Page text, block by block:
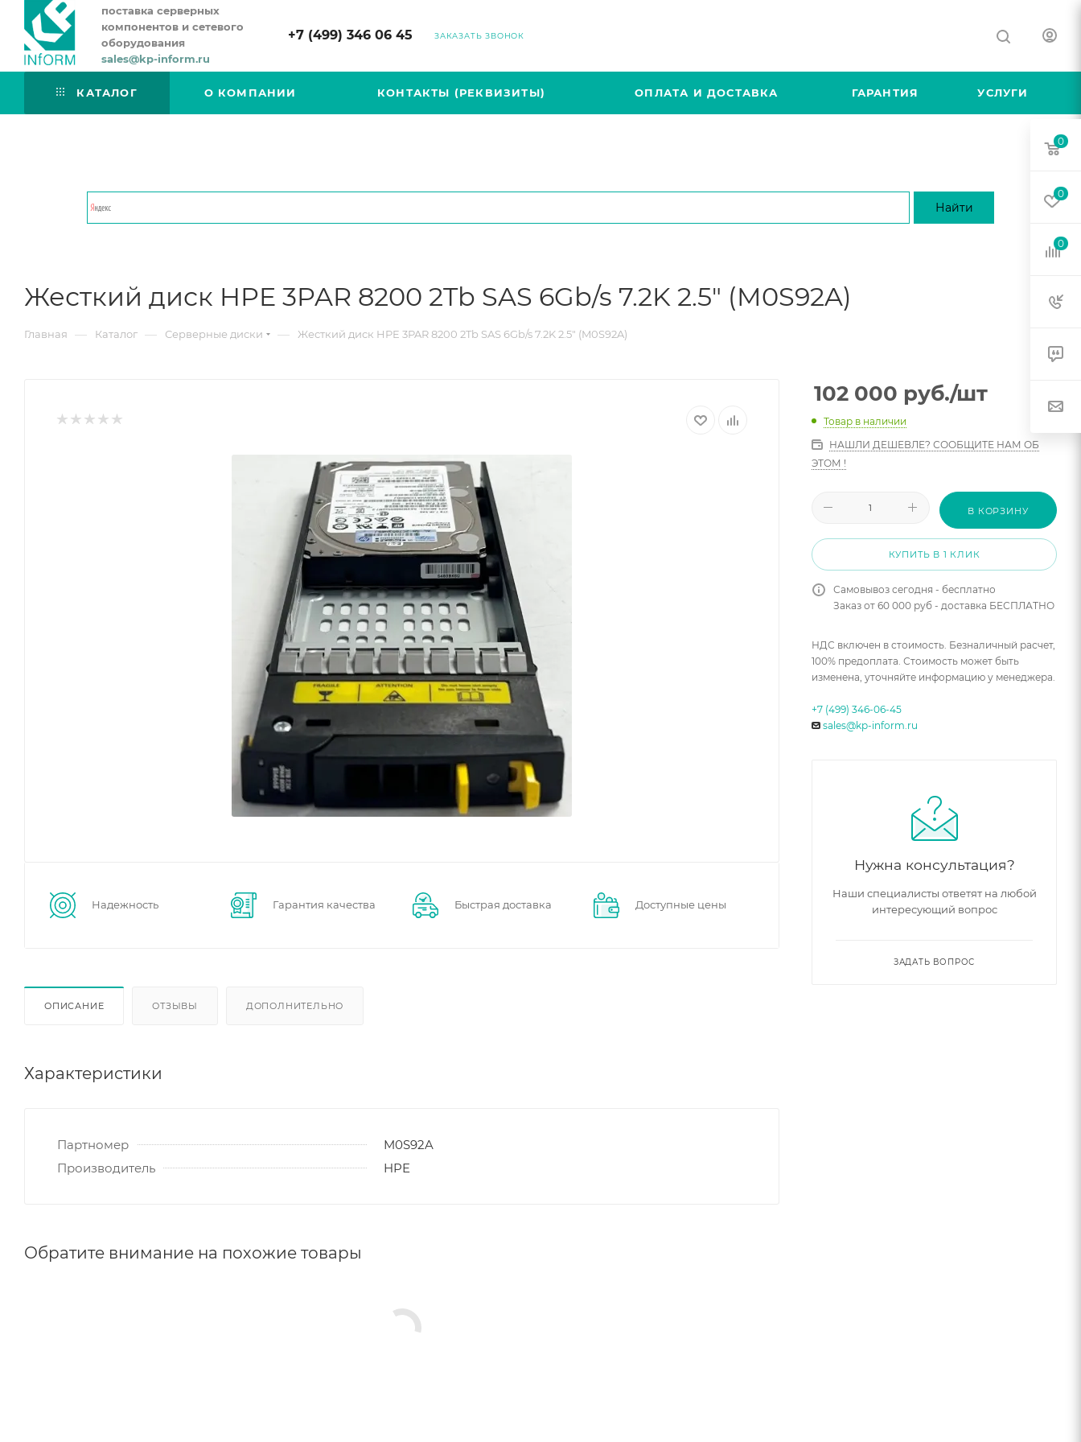
поставка серверных
компонентов и сетевого
оборудования
sales@kp-inform.ru
+7 (499) 346 06 45 ЗАКАЗАТЬ ЗВОНОК
КАТАЛОГ О КОМПАНИИ КОНТАКТЫ (РЕКВИЗИТЫ) ОПЛАТА И ДОСТАВКА ГАРАНТИЯ УСЛУГИ
Жесткий диск HPE 3PAR 8200 2Tb SAS 6Gb/s 7.2K 2.5" (M0S92A)
Главная — Каталог — Серверные диски — Жесткий диск HPE 3PAR 8200 2Tb SAS 6Gb/s 7.2K 2.5" (M0S92A)
Надежность Гарантия качества Быстрая доставка Доступные цены
ОПИСАНИЕ ОТЗЫВЫ ДОПОЛНИТЕЛЬНО
Характеристики
Партномер
M0S92A
Производитель
HPE
Обратите внимание на похожие товары
102 000 руб./шт
Товар в наличии
НАШЛИ ДЕШЕВЛЕ? СООБЩИТЕ НАМ ОБ
ЭТОМ !
В КОРЗИНУ
КУПИТЬ В 1 КЛИК
Самовывоз сегодня - бесплатно
Заказ от 60 000 руб - доставка БЕСПЛАТНО
НДС включен в стоимость. Безналичный расчет,
100% предоплата. Стоимость может быть
изменена, уточняйте информацию у менеджера.
+7 (499) 346-06-45
sales@kp-inform.ru
Нужна консультация?
Наши специалисты ответят на любой
интересующий вопрос
ЗАДАТЬ ВОПРОС
0
0
0